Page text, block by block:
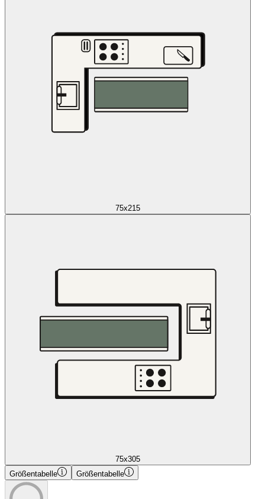
75x215
75x305
Größentabelle
Größentabelle